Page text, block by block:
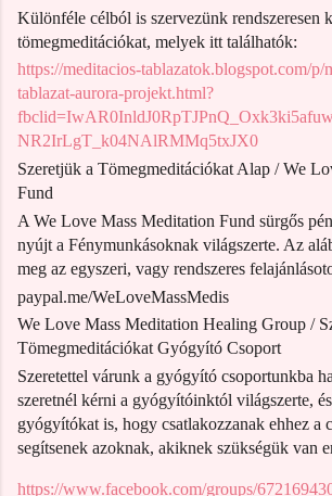
Különféle célból is szervezünk rendszeresen
tömegmeditációkat, melyek itt találhatók:
https://meditacios-tablazatok.blogspot.com/p/
tablazat-aurora-projekt.html?
NR2IrLgT_k04NAlRMMq5txJX0
Szeretjük a Tömegmeditációkat Alap / We
Fund
A We Love Mass Meditation Fund sürgős
nyújt a Fénymunkásoknak világszerte. Az
meg az egyszeri, vagy rendszeres
paypal.me/WeLoveMassMedis
We Love Mass Meditation Healing Group /
Tömegmeditációkat Gyógyító Csoport
Szeretettel várunk a gyógyító csoportunkba
szeretnél kérni a gyógyítóinktól világszerte,
gyógyítókat is, hogy csatlakozzanak ehhez a
segítsenek azoknak, akiknek szükségük van
https://www.facebook.com/groups/